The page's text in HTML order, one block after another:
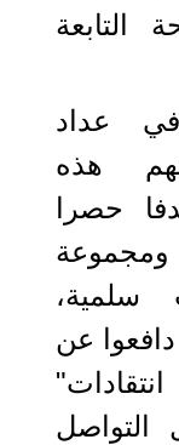
التابعة
عداد
هذه
حصرا
عن